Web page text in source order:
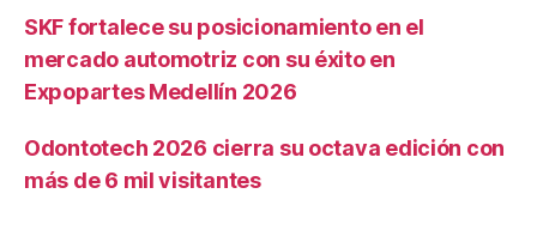
SKF fortalece su posicionamiento en el
mercado automotriz con su éxito en
Expopartes Medellín 2026
Odontotech 2026 cierra su octava edición con
más de 6 mil visitantes